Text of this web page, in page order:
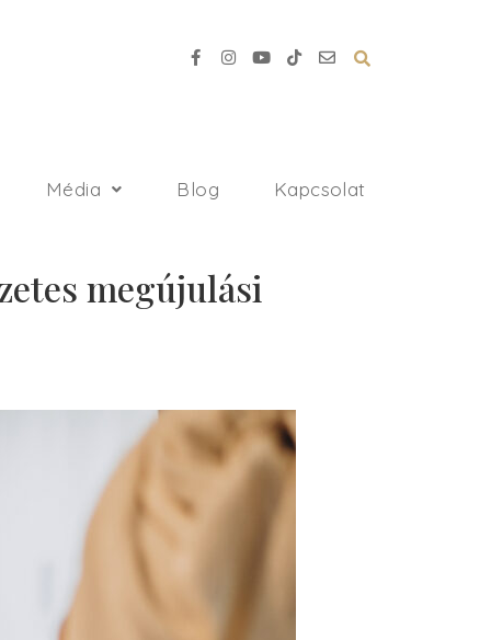
Média Blog Kapcsolat
megújulási